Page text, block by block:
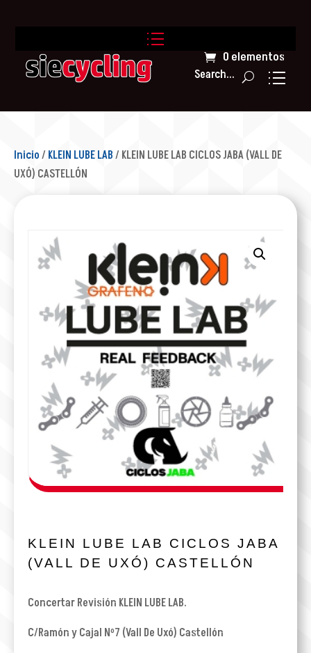
0 elementos
Search...
Inicio/ KLEIN LUBE LAB/ KLEIN LUBE LAB CICLOS JABA (VALL DE
UXÓ) CASTELLÓN
KLEIN LUBE LAB CICLOS JABA
(VALL DE UXÓ) CASTELLÓN
Concertar Revisión KLEIN LUBE LAB.
C/Ramón y Cajal Nº7 (Vall De Uxó) Castellón